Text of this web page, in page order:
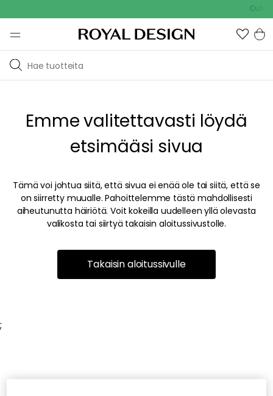
Emme valitettavasti löydä
etsimääsi sivua
Tämä voi johtua siitä, että sivua ei enää ole tai siitä, että se
on siirretty muualle. Pahoittelemme tästä mahdollisesti
aiheutunutta häiriötä. Voit kokeilla uudelleen yllä olevasta
valikosta tai siirtyä takaisin aloitussivustolle.
Takaisin aloitussivulle
;